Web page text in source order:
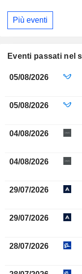
Più eventi
Eventi passati nel
05/08/2026
05/08/2026
04/08/2026
04/08/2026
29/07/2026
29/07/2026
28/07/2026